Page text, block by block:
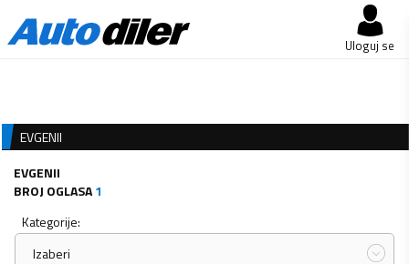
Uloguj se
EVGENII
EVGENII
BROJ OGLASA1
Kategorije:
Izaberi